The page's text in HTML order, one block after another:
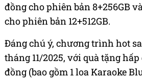
đồng cho phiên bản 8+256GB
cho phiên bản 12+512GB.
Đáng chú ý, chương trình hot
tháng 11/2025, với quà tặng
đồng (bao gồm 1 loa Karaoke